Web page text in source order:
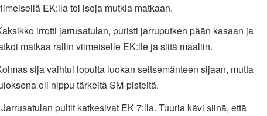
EK:lla toi isoja mutkia matkaan.
irrotti jarrusatulan, puristi jarruputken pään kasaan ja
matkaa rallin viimeiselle EK:lle ja siitä maaliin.
sija vaihtui lopulta luokan seitsemänteen sijaan, mutta
oli nippu tärkeitä SM-pisteitä.
pultit katkesivat EK 7:lla. Tuuria kävi siinä, että